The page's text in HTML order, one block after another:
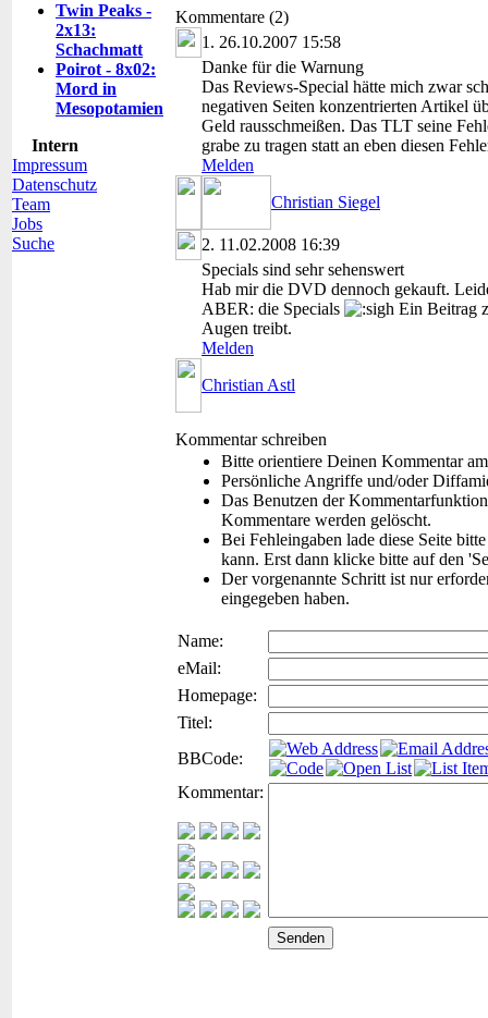
Twin Peaks -
2x13:
Schachmatt
Poirot - 8x02:
Mord in
Mesopotamien
Intern
Impressum
Datenschutz
Team
Jobs
Suche
Kommentare (2)
1. 26.10.2007 15:58
Danke für die Warnung
Das Reviews-Special hätte mich zwar
negativen Seiten konzentrierten Artikel
Geld rausschmeißen. Das TLT seine
grabe zu tragen statt an eben diesen
Melden
Christian Siegel
2. 11.02.2008 16:39
Specials sind sehr sehenswert
Hab mir die DVD dennoch gekauft.
ABER: die Specials
Ein Beitrag
Augen treibt.
Melden
Christian Astl
Kommentar schreiben
Bitte orientiere Deinen Kommentar
Persönliche Angriffe und/oder
Das Benutzen der
Kommentare werden gelöscht.
Bei Fehleingaben lade diese Seite
kann. Erst dann klicke bitte auf den
Der vorgenannte Schritt ist nur
eingegeben haben.
Name:
eMail:
Homepage:
Titel:
BBCode:
Kommentar: